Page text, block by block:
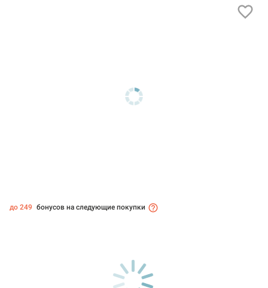
до 249 бонусов на следующие покупки